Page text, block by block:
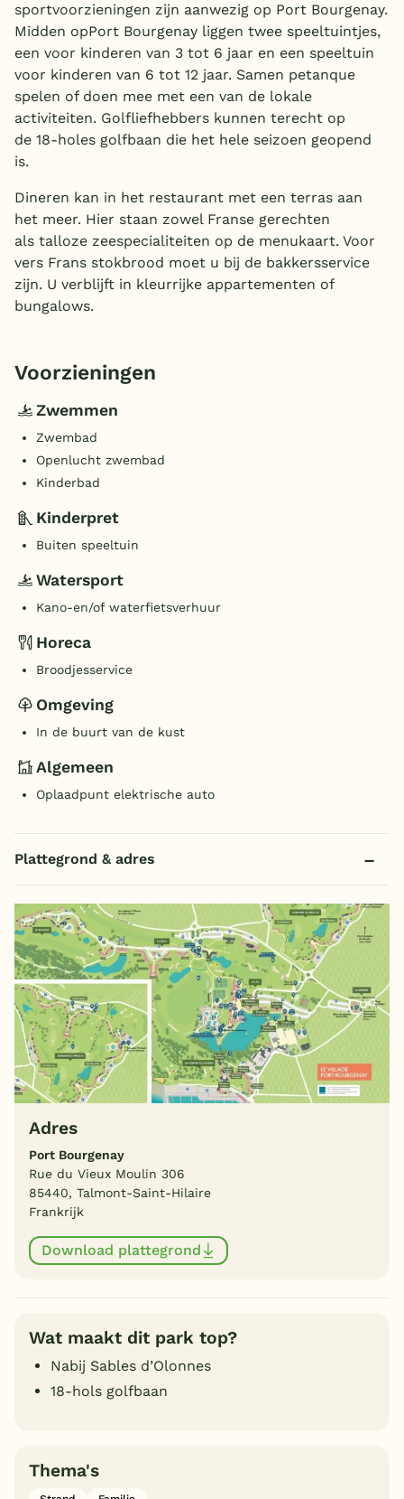
sportvoorzieningen zijn aanwezig op Port Bourgenay.
Midden opPort Bourgenay liggen twee speeltuintjes,
een voor kinderen van 3 tot 6 jaar en een speeltuin
voor kinderen van 6 tot 12 jaar. Samen petanque
spelen of doen mee met een van de lokale
activiteiten. Golfliefhebbers kunnen terecht op
de 18-holes golfbaan die het hele seizoen geopend
is.
Dineren kan in het restaurant met een terras aan
het meer. Hier staan zowel Franse gerechten
als talloze zeespecialiteiten op de menukaart. Voor
vers Frans stokbrood moet u bij de bakkersservice
zijn. U verblijft in kleurrijke appartementen of
bungalows.
Voorzieningen
Zwemmen
Zwembad
Openlucht zwembad
Kinderbad
Kinderpret
Buiten speeltuin
Watersport
Kano-en/of waterfietsverhuur
Horeca
Broodjesservice
Omgeving
In de buurt van de kust
Algemeen
Oplaadpunt elektrische auto
Plattegrond & adres
Adres
Port Bourgenay
Rue du Vieux Moulin 306
85440, Talmont-Saint-Hilaire
Frankrijk
Download plattegrond
Wat maakt dit park top?
Nabij Sables d’Olonnes
18-hols golfbaan
Thema's